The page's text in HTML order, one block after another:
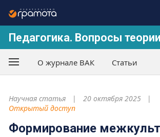
Педагогика. Вопросы
О журнале ВАК Статьи
Научная статья
20 октября 2025
Открытый доступ
Формирование